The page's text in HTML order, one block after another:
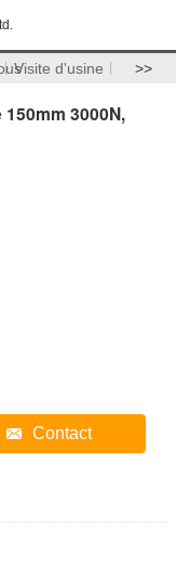
Visite d'usine >>
3000N,
Contact